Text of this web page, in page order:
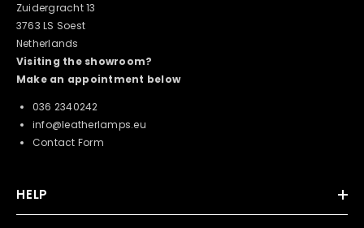
Zuidergracht 13
3763 LS Soest
Netherlands
Visiting the showroom?
Make an appointment below
036 2340242
info@leatherlamps.eu
Contact Form
HELP